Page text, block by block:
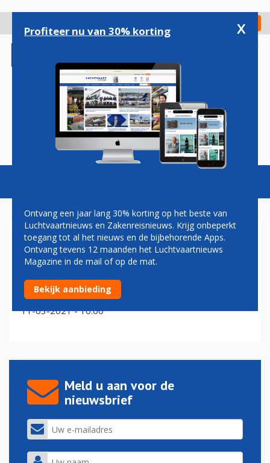
gaan
Check in
Magazine Podcasts Vacatures
STEVE DICKSON
Nabestaanden eisen aftreden FAA-topman na drama
Boeing 737 MAX
11-03-2021 - 10:00
Meld u aan voor de
nieuwsbrief
Profiteer nu van 30% korting x
Ontvang een jaar lang 30% korting op het beste van
Luchtvaartnieuws en Zakenreisnieuws. Krijg onbeperkt
toegang tot al het nieuws en de bijbehorende Apps.
Ontvang tevens 12 maanden het Luchtvaartnieuws
Magazine in de mail of op de mat.
Bekijk aanbieding